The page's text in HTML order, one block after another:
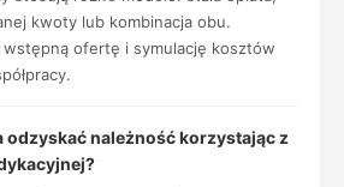
kwoty lub kombinacja obu.
ofertę i symulację kosztów
odzyskać należność korzystając z